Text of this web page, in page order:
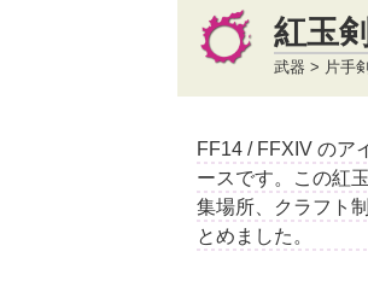
紅玉剣
武器 > 片手剣
FF14 / FFXIV のア
ースです。この紅
集場所、クラフト
とめました。